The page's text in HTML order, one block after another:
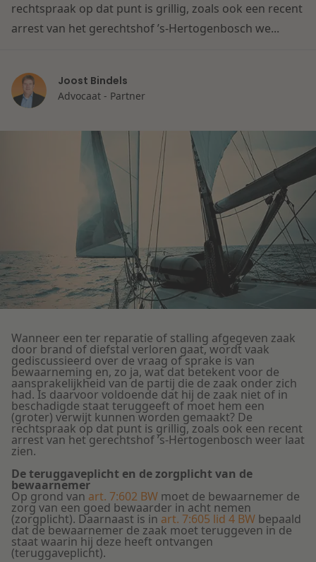
Zorg & Sociaal domein
Vastgoed
Aanbesteding & Mededinging
Aansprakelijkheid & Verzekering
Litigation
Onderwijs
Dichtbij de kansen en uitdagingen in de
woningbouw
Lees meer
Dichtbij de wendbare onderneming
rechtspraak op dat punt is grillig, zoals ook een recent
arrest van het gerechtshof ’s-Hertogenbosch we...
Joost Bindels
Advocaat - Partner
Wanneer een ter reparatie of stalling afgegeven zaak
door brand of diefstal verloren gaat, wordt vaak
gediscussieerd over de vraag of sprake is van
bewaarneming en, zo ja, wat dat betekent voor de
aansprakelijkheid van de partij die de zaak onder zich
had. Is daarvoor voldoende dat hij de zaak niet of in
beschadigde staat teruggeeft of moet hem een
(groter) verwijt kunnen worden gemaakt? De
rechtspraak op dat punt is grillig, zoals ook een recent
arrest van het gerechtshof ’s-Hertogenbosch weer laat
zien.
De teruggaveplicht en de zorgplicht van de
bewaarnemer
Op grond van art. 7:602 BW moet de bewaarnemer de
zorg van een goed bewaarder in acht nemen
(zorgplicht). Daarnaast is in art. 7:605 lid 4 BW bepaald
dat de bewaarnemer de zaak moet teruggeven in de
staat waarin hij deze heeft ontvangen
(teruggaveplicht).